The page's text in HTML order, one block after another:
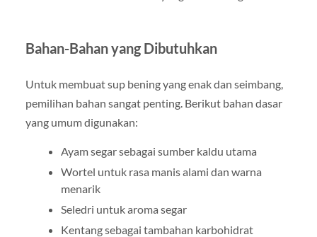
Bahan-Bahan yang Dibutuhkan
Untuk membuat sup bening yang enak dan seimbang,
pemilihan bahan sangat penting. Berikut bahan dasar
yang umum digunakan:
Ayam segar sebagai sumber kaldu utama
Wortel untuk rasa manis alami dan warna
menarik
Seledri untuk aroma segar
Kentang sebagai tambahan karbohidrat